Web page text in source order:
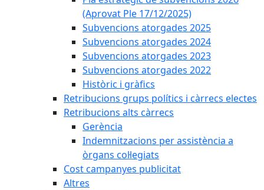
(Aprovat Ple 17/12/2025)
Subvencions atorgades 2025
Subvencions atorgades 2024
Subvencions atorgades 2023
Subvencions atorgades 2022
Històric i gràfics
Retribucions grups polítics i càrrecs electes
Retribucions alts càrrecs
Gerència
Indemnitzacions per assistència a
òrgans col·legiats
Cost campanyes publicitat
Altres